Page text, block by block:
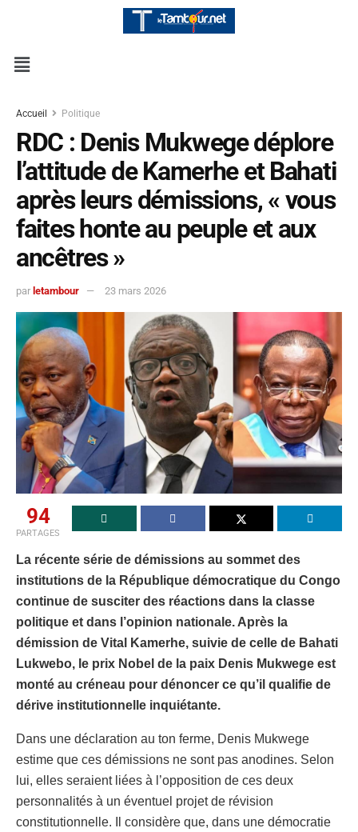
Accueil Politique
RDC : Denis Mukwege déplore
l’attitude de Kamerhe et Bahati
après leurs démissions, « vous
faites honte au peuple et aux
ancêtres »
par letambour 23 mars 2026
94
PARTAGES
La récente série de démissions au sommet des
institutions de la République démocratique du Congo
continue de susciter des réactions dans la classe
politique et dans l’opinion nationale. Après la
démission de Vital Kamerhe, suivie de celle de Bahati
Lukwebo, le prix Nobel de la paix Denis Mukwege est
monté au créneau pour dénoncer ce qu’il qualifie de
dérive institutionnelle inquiétante.
Dans une déclaration au ton ferme, Denis Mukwege
estime que ces démissions ne sont pas anodines. Selon
lui, elles seraient liées à l’opposition de ces deux
personnalités à un éventuel projet de révision
constitutionnelle. Il considère que, dans une démocratie